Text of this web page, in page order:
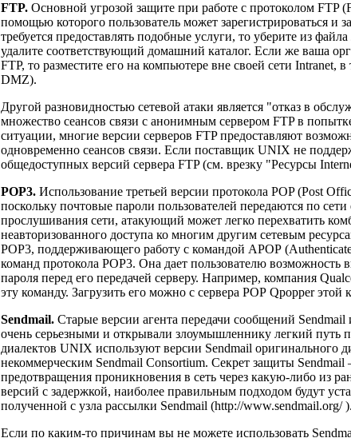
FTP. Основной угрозой защите при работе с протоколом FTP
помощью которого пользователь может зарегистрироваться
требуется предоставлять подобные услуги, то уберите из
удалите соответствующий домашний каталог. Если же ваша
FTP, то разместите его на компьютере вне своей сети
DMZ).
Другой разновидностью сетевой атаки является "отказ в
множество сеансов связи с анонимным сервером FTP в
ситуации, многие версии серверов FTP предоставляют
одновременно сеансов связи. Если поставщик UNIX не
общедоступных версий сервера FTP (см. врезку "Ресурсы
POP3. Использование третьей версии протокола POP (Post
поскольку почтовые пароли пользователей передаются по
прослушивания сети, атакующий может легко перехватить
неавторизованного доступа ко многим другим сетевым
РОР3, поддерживающего работу с командой АРОР
команд протокола РОР3. Она дает пользователю
пароля перед его передачей серверу. Например, компания
эту команду. Загрузить его можно с сервера РОР Qpopper
Sendmail. Старые версии агента передачи сообщений
очень серьезными и открывали злоумышленнику легкий путь
диалектов UNIX используют версии Sendmail оригинального
некоммерческим Sendmail Consortium. Секрет защиты
предотвращения проникновения в сеть через какую-либо из
версий с задержкой, наиболее правильным подходом будут
полученной с узла рассылки Sendmail (http://www.sendmail.org/).
Если по каким-то причинам вы не можете использовать